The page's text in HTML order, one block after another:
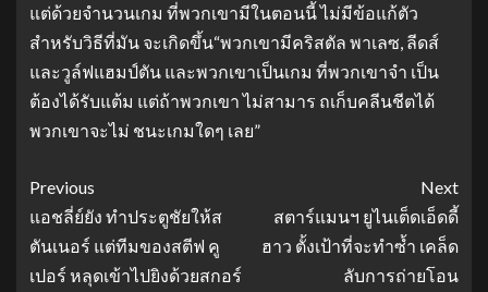
แต่ด้วยจำนวนเกม ที่พวกเขามีในตอนนี้ ไม่มีข้อแก้ตัว
สำหรับวิธีที่มัน จะเกิดขึ้น“พวกเขามีคริสตัล พาเลซ, ลีดส์
และวูล์ฟแฮมป์ตัน และพวกเขาเป็นเกม ที่พวกเขาจำ เป็น
ต้องได้รับแต้ม แต่ถ้าพวกเขา ไม่สามาร ถเก็บคลีนชีตได้
พวกเขาจะไม่ ชนะเกมใดๆ เลย”
Previous
แอชลี่ย์ยัง ทําประตูชัยให้ส
ตันเนอร์ แต่ทีมของสตีฟ คู
เปอร์ หลุดเข้าไปยิงด้วยสกอร์
Next
สตาร์แมนฯ ยูไนเต็ดเอ็ดดี้
ฮาว ตั้งเป้าที่จะทำซ้ำ เคล็ด
ลับการถ่ายโอน